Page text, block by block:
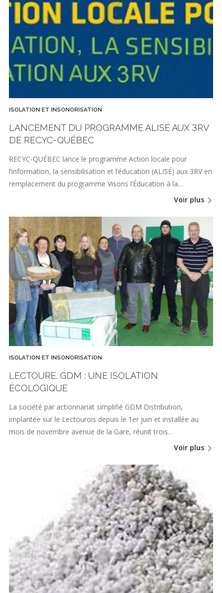
ISOLATION ET INSONORISATION
LANCEMENT DU PROGRAMME ALISÉ AUX 3RV
DE RECYC-QUÉBEC
RECYC-QUÉBEC lance le programme Action locale pour
l’information, la sensibilisation et l’éducation (ALISÉ) aux 3RV en
remplacement du programme Visons l’Éducation à la…
Voir plus
ISOLATION ET INSONORISATION
LECTOURE. GDM : UNE ISOLATION
ÉCOLOGIQUE
La société par actionnariat simplifié GDM Distribution,
implantée sur le Lectourois depuis le 1er juin et installée au
mois de novembre avenue de la Gare, réunit trois…
Voir plus